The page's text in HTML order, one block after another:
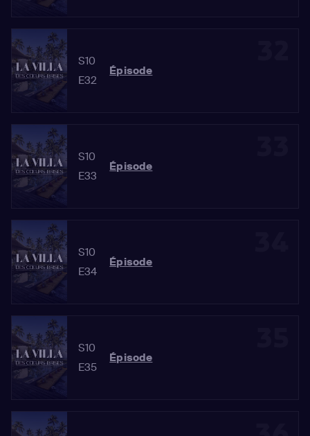
S10
E32
Épisode
S10
E33
Épisode
S10
E34
Épisode
S10
E35
Épisode